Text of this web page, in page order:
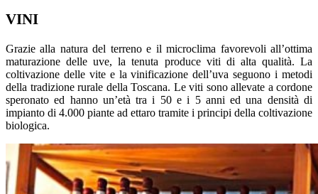
VINI
Grazie alla natura del terreno e il microclima favorevoli all’ottima
maturazione delle uve, la tenuta produce viti di alta qualità. La
coltivazione delle vite e la vinificazione dell’uva seguono i metodi
della tradizione rurale della Toscana. Le viti sono allevate a cordone
speronato ed hanno un’età tra i 50 e i 5 anni ed una densità di
impianto di 4.000 piante ad ettaro tramite i principi della coltivazione
biologica.